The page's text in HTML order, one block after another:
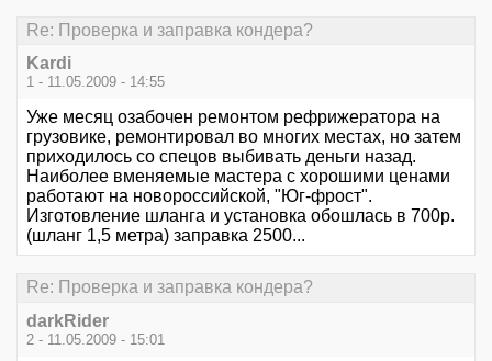
Re: Проверка и заправка кондера?
Kardi
1 - 11.05.2009 - 14:55
Уже месяц озабочен ремонтом рефрижератора на
грузовике, ремонтировал во многих местах, но затем
приходилось со спецов выбивать деньги назад.
Наиболее вменяемые мастера с хорошими ценами
работают на новороссийской, "Юг-фрост".
Изготовление шланга и установка обошлась в 700р.
(шланг 1,5 метра) заправка 2500...
Re: Проверка и заправка кондера?
darkRider
2 - 11.05.2009 - 15:01